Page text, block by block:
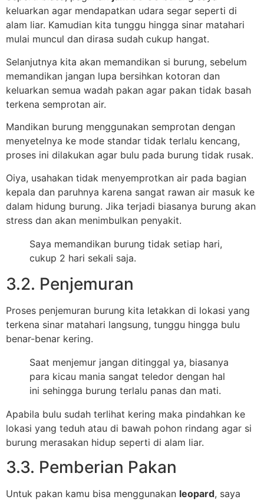
keluarkan agar mendapatkan udara segar seperti di
alam liar. Kamudian kita tunggu hingga sinar matahari
mulai muncul dan dirasa sudah cukup hangat.
Selanjutnya kita akan memandikan si burung, sebelum
memandikan jangan lupa bersihkan kotoran dan
keluarkan semua wadah pakan agar pakan tidak basah
terkena semprotan air.
Mandikan burung menggunakan semprotan dengan
menyetelnya ke mode standar tidak terlalu kencang,
proses ini dilakukan agar bulu pada burung tidak rusak.
Oiya, usahakan tidak menyemprotkan air pada bagian
kepala dan paruhnya karena sangat rawan air masuk ke
dalam hidung burung. Jika terjadi biasanya burung akan
stress dan akan menimbulkan penyakit.
Saya memandikan burung tidak setiap hari,
cukup 2 hari sekali saja.
3.2. Penjemuran
Proses penjemuran burung kita letakkan di lokasi yang
terkena sinar matahari langsung, tunggu hingga bulu
benar-benar kering.
Saat menjemur jangan ditinggal ya, biasanya
para kicau mania sangat teledor dengan hal
ini sehingga burung terlalu panas dan mati.
Apabila bulu sudah terlihat kering maka pindahkan ke
lokasi yang teduh atau di bawah pohon rindang agar si
burung merasakan hidup seperti di alam liar.
3.3. Pemberian Pakan
Untuk pakan kamu bisa menggunakan leopard, saya